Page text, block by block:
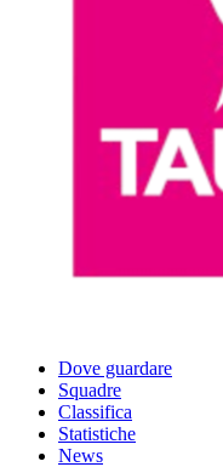
Dove guardare
Squadre
Classifica
Statistiche
News